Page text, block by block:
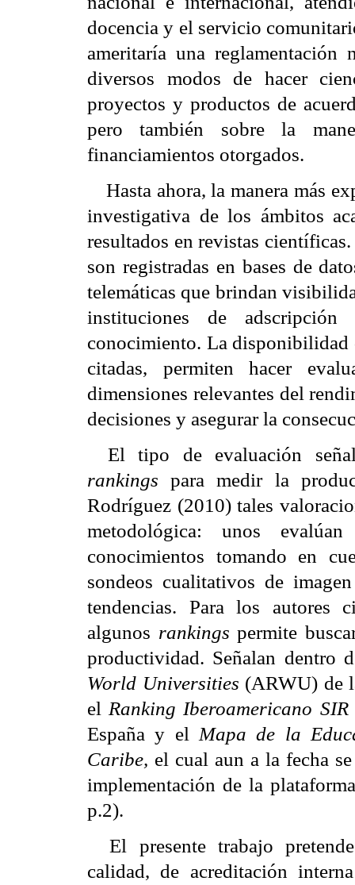
docencia y el servicio
ameritaría una
diversos modos de hacer
proyectos y productos de
pero también sobre la
financiamientos otorgados.
Hasta ahora, la manera más
investigativa de los ámbitos
resultados en revistas
son registradas en bases de
telemáticas que brindan
instituciones de
conocimiento. La disponibilidad
citadas, permiten hacer
dimensiones relevantes del
decisiones y asegurar la
El tipo de evaluación
rankingspara medir la
Rodríguez (2010) tales
metodológica: unos
conocimientos tomando en
sondeos cualitativos de
tendencias. Para los autores
algunos rankings permite
productividad. Señalan dentro
World Universities (ARWU) de
el Ranking Iberoamericano SIR
España y el Mapa de la
Caribe, el cual aun a la fecha
implementación de la
p.2).
El presente trabajo
calidad, de acreditación